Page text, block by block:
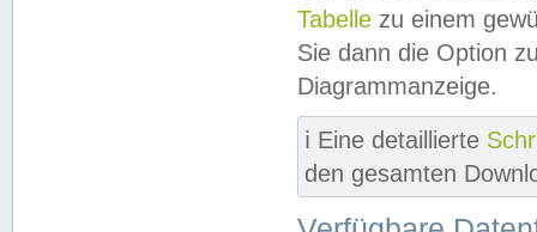
Tabelle zu einem
Sie dann die Option
Diagrammanzeige.
ℹ️ Eine detaillierte
den gesamten